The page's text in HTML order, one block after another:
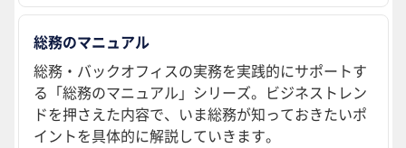
総務のマニュアル
総務・バックオフィスの実務を実践的にサポートす
る「総務のマニュアル」シリーズ。ビジネストレン
ドを押さえた内容で、いま総務が知っておきたいポ
イントを具体的に解説していきます。